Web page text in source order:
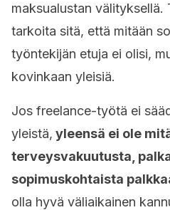
maksualustan välityksellä.
tarkoita sitä, että mitään
työntekijän etuja ei olisi,
kovinkaan yleisiä.
Jos freelance-työtä ei
yleistä, yleensä ei ole
terveysvakuutusta,
sopimuskohtaista
olla hyvä väliaikainen